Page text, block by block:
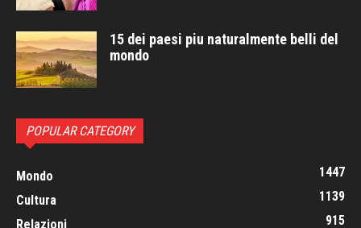
15 dei paesi piu naturalmente belli del
mondo
POPULAR CATEGORY
Mondo
1447
Cultura
1139
Relazioni
915